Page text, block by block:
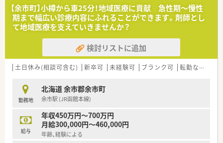
〈研修制度充実！〉
■薬剤師として基礎スキルを身につけながら、さらに専門性を高
める研修の他、職員を管理する立場を学ぶマネジメント教育ま
で、成長を後押しする研修制度があります。
■集合研修やe－ラーニングなど様々なコンテンツでスキルアッ
プを継続的にサポートしています。
研修会や先輩薬剤師の指導を通じ、薬剤師として成長すること
〈福利厚生も充実！〉
■スキルアップや生活の質を高める各種手当、子育て支援などラ
イフステージに合わせたサポート制度、文化・スポーツ活動支援
まで、福利厚生も充実しています。
■子育て世代も多く活躍しています！
産休育休実績多数！出産や育児をサポートしています。
【余市町】小樽から車25分！地域医療に貢献 急性期～慢性
期まで幅広い診療内容にふれることができます。剤師とし
て地域医療を支えていきませんか？
検討リストに追加
土日休み(相談可含む) 新卒可 未経験可 ブランク可 転勤なし
勤務地
北海道 余市郡余市町
余市駅 (JR函館本線)
給与
年収450万円～700万円
月給300,000円～460,000円
年齢、経験による